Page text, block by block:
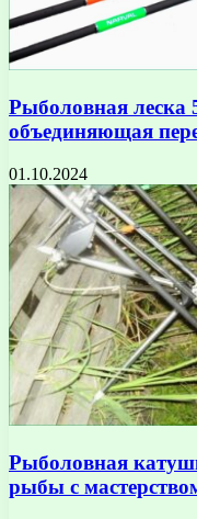
Рыболовная леска
объединяющая
01.10.2024
Рыболовная
рыбы с